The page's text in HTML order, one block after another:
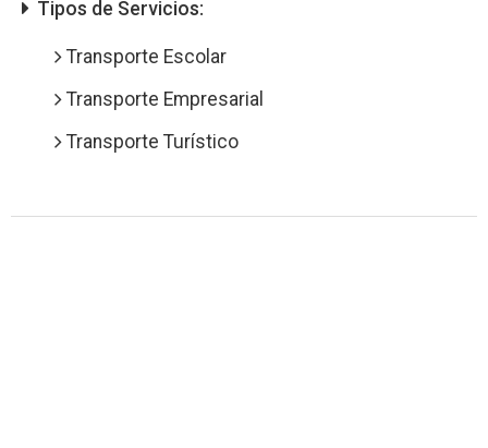
Tipos de Servicios:
Transporte Escolar
Transporte Empresarial
Transporte Turístico